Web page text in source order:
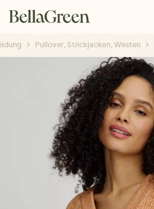
Pullover, Strickjacken, Westen